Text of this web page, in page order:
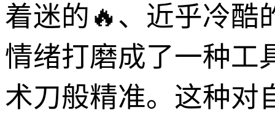
着迷的🔥、近乎冷酷
情绪打磨成了一种工
术刀般精准。这种对